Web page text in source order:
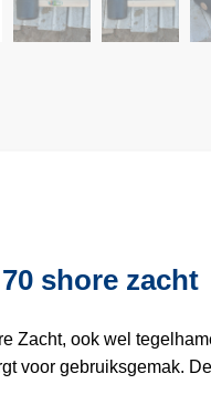
shore zacht
Zacht, ook wel
voor gebruiksgemak.